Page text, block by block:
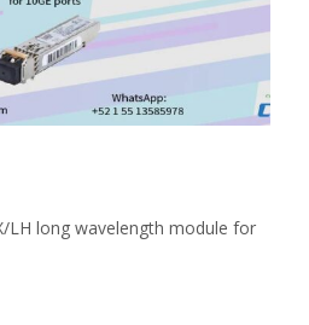
LH long wavelength module for